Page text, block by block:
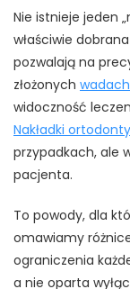
Nie istnieje jeden
właściwie
pozwalają na
złożonych
widoczność
Nakładki
przypadkach, ale
pacjenta.
To powody, dla
omawiamy
ograniczenia
a nie oparta